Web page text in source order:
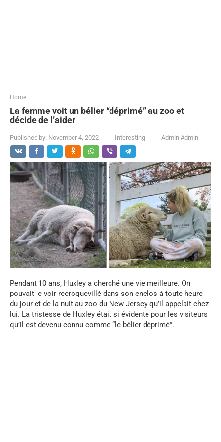
Home
La femme voit un bélier “déprimé” au zoo et
décide de l’aider
Published by: November 4, 2022 Interesting Admin Admin
Pendant 10 ans, Huxley a cherché une vie meilleure. On
pouvait le voir recroquevillé dans son enclos à toute heure
du jour et de la nuit au zoo du New Jersey qu’il appelait chez
lui. La tristesse de Huxley était si évidente pour les visiteurs
qu’il est devenu connu comme “le bélier déprimé”.